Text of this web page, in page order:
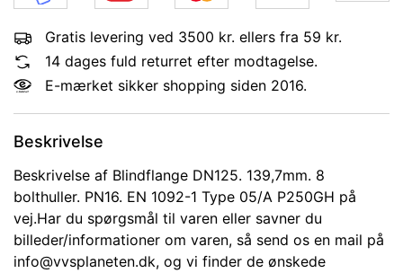
Gratis levering ved 3500 kr. ellers fra 59 kr.
14 dages fuld returret efter modtagelse.
E-mærket sikker shopping siden 2016.
Beskrivelse
Beskrivelse af Blindflange DN125. 139,7mm. 8
bolthuller. PN16. EN 1092-1 Type 05/A P250GH på
vej.Har du spørgsmål til varen eller savner du
billeder/informationer om varen, så send os en mail på
info@vvsplaneten.dk, og vi finder de ønskede